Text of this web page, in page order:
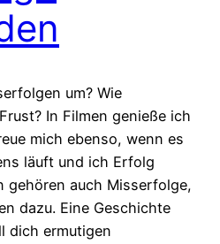
um? Wie
In Filmen genieße ich
mich ebenso, wenn es
läuft und ich Erfolg
gehören auch Misserfolge,
dazu. Eine Geschichte
dich ermutigen